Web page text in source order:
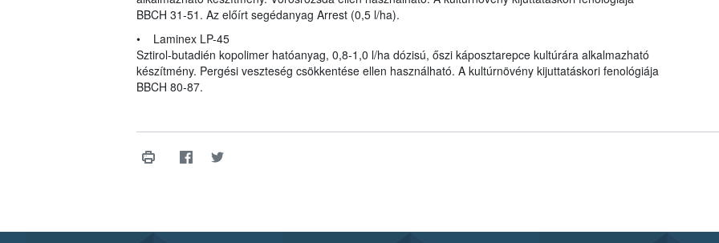
BBCH 31-51. Az előírt segédanyag Arrest (0,5 l/ha).
• Laminex LP-45
Sztirol-butadién kopolimer hatóanyag, 0,8-1,0 l/ha dózisú, őszi káposztarepce kultúrára alkalmazható
készítmény. Pergési veszteség csökkentése ellen használható. A kultúrnövény kijuttatáskori fenológiája
BBCH 80-87.